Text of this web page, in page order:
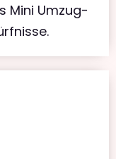
Mini Umzug-